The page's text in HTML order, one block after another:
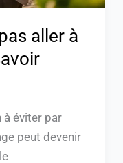
aller à
à éviter par
peut devenir